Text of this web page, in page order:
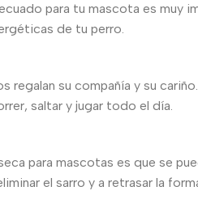
para tu mascota es muy
de tu perro.
regalan su compañía y su
saltar y jugar todo el día.
para mascotas es que se
el sarro y a retrasar la